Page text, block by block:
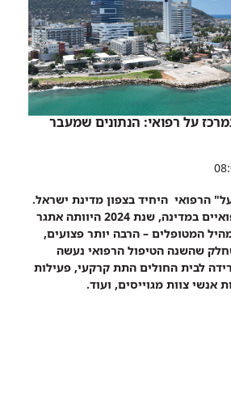
שנת 2024 במרכז על רפואי: הנתונים שמעבר
הרפואי היחיד בצפון מדינת ישראל.
כמו כל המרכזים הרפואיים במדינה, שנת 2024 היוותה אתגר
המטופלים – הרבה יותר פצועים,
שהשנה הטיפול הרפואי נעשה
לבית החולים התת קרקעי, פעילות
אנשי צוות מגוייסים, ועוד.